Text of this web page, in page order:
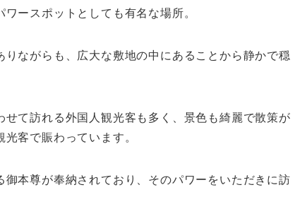
ースポットとしても有名な場所。
ながらも、広大な敷地の中にあることから静かで穏
て訪れる外国人観光客も多く、景色も綺麗で散策が
客で賑わっています。
本尊が奉納されており、そのパワーをいただきに訪